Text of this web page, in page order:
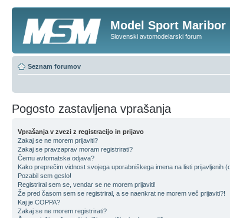
Model Sport Maribor
Slovenski avtomodelarski forum
Seznam forumov
Pogosto zastavljena vprašanja
Vprašanja v zvezi z registracijo in prijavo
Zakaj se ne morem prijaviti?
Zakaj se pravzaprav moram registrirati?
Čemu avtomatska odjava?
Kako preprečim vidnost svojega uporabniškega imena na listi prijavljenih
Pozabil sem geslo!
Registriral sem se, vendar se ne morem prijaviti!
Že pred časom sem se registriral, a se naenkrat ne morem več prijaviti?!
Kaj je COPPA?
Zakaj se ne morem registrirati?